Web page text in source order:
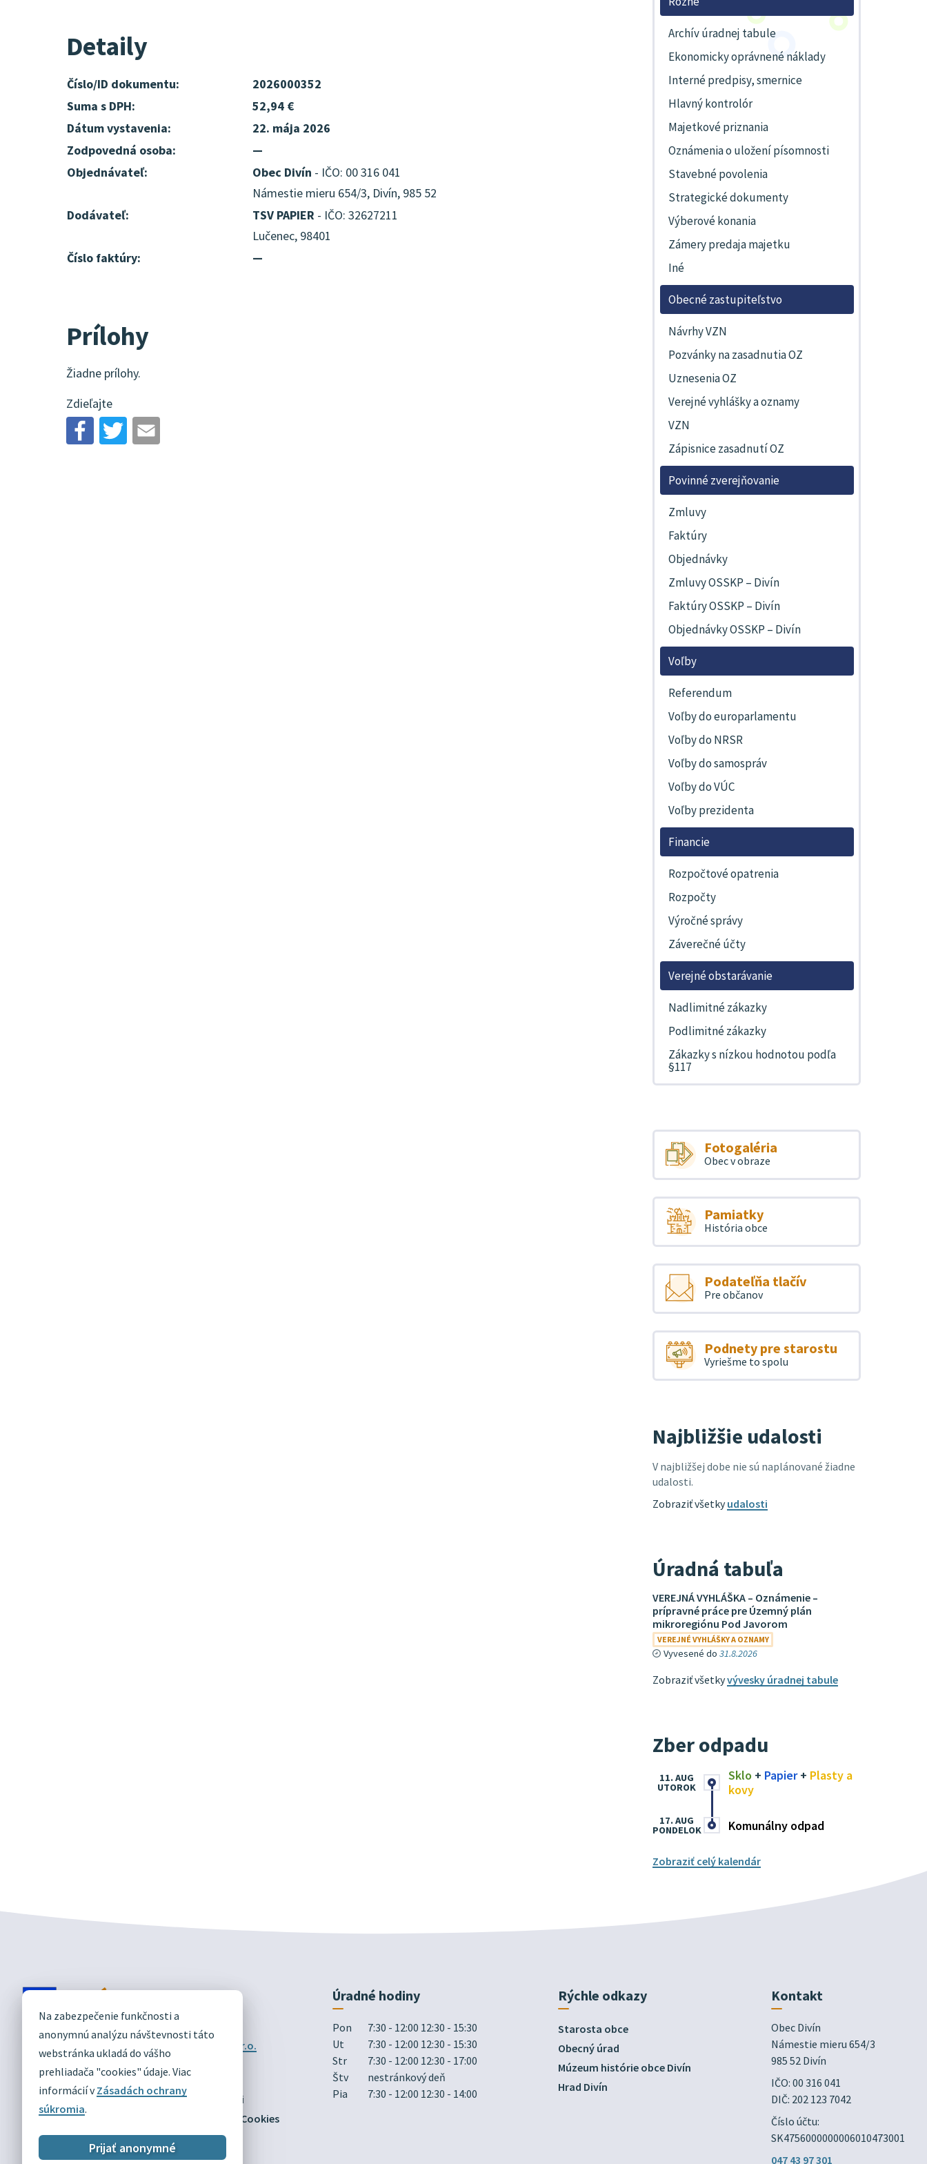
Na zabezpečenie funkčnosti a
anonymnú analýzu návštevnosti táto
webstránka ukladá do vášho
prehliadača "cookies" údaje. Viac
informácií vZásadách ochrany
súkromia.
Prijať anonymné
Detaily
Číslo/ID dokumentu:
2026000352
Suma s DPH:
52,94 €
Dátum vystavenia:
22. mája 2026
Zodpovedná osoba:
—
Objednávateľ:
Obec Divín - IČO: 00 316 041
Námestie mieru 654/3, Divín, 985 52
Dodávateľ:
TSV PAPIER - IČO: 32627211
Lučenec, 98401
Číslo faktúry:
—
Prílohy
Žiadne prílohy.
Zdieľajte
Archív úradnej tabule
Ekonomicky oprávnené náklady
Interné predpisy, smernice
Hlavný kontrolór
Majetkové priznania
Oznámenia o uložení písomnosti
Stavebné povolenia
Strategické dokumenty
Výberové konania
Zámery predaja majetku
Iné
Obecné zastupiteľstvo
Návrhy VZN
Pozvánky na zasadnutia OZ
Uznesenia OZ
Verejné vyhlášky a oznamy
VZN
Zápisnice zasadnutí OZ
Povinné zverejňovanie
Zmluvy
Faktúry
Objednávky
Zmluvy OSSKP – Divín
Faktúry OSSKP – Divín
Objednávky OSSKP – Divín
Voľby
Referendum
Voľby do europarlamentu
Voľby do NRSR
Voľby do samospráv
Voľby do VÚC
Voľby prezidenta
Financie
Rozpočtové opatrenia
Rozpočty
Výročné správy
Záverečné účty
Verejné obstarávanie
Nadlimitné zákazky
Podlimitné zákazky
Zákazky s nízkou hodnotou podľa
§117
Fotogaléria
Obec v obraze
Pamiatky
História obce
Podateľňa tlačív
Pre občanov
Podnety pre starostu
Vyriešme to spolu
Najbližšie udalosti
V najbližšej dobe nie sú naplánované žiadne
udalosti.
Zobraziť všetkyudalosti
Úradná tabuľa
VEREJNÁ VYHLÁŠKA – Oznámenie –
prípravné práce pre Územný plán
mikroregiónu Pod Javorom
VEREJNÉ VYHLÁŠKY A OZNAMY
Vyvesené do 31.8.2026
Zobraziť všetkyvývesky úradnej tabule
Zber odpadu
Sklo + Papier+ Plasty a
kovy
11. AUG
UTOROK
Komunálny odpad
17. AUG
PONDELOK
Zobraziť celý kalendár
DIVÍN
OFICIÁLNE STRÁNKY
Technický prevádzkovateľ:
Alphabet partner s.r.o.
Správca obsahu:Obec Divín
Posledná aktualizácia:03.08.2026
Mapa
Vyhlásenie o prístupnosti
Zásady ochrany osobných údajov
Nastaviť Cookies
Úradné hodiny
Pon
7:30 - 12:00 12:30 - 15:30
Ut
7:30 - 12:00 12:30 - 15:30
Str
7:30 - 12:00 12:30 - 17:00
Štv
nestránkový deň
Pia
7:30 - 12:00 12:30 - 14:00
Rýchle odkazy
Starosta obce
Obecný úrad
Múzeum histórie obce Divín
Hrad Divín
Kontakt
Obec Divín
Námestie mieru 654/3
985 52 Divín
IČO: 00 316 041
DIČ: 202 123 7042
Číslo účtu:
SK4756000000006010473001
047 43 97 301